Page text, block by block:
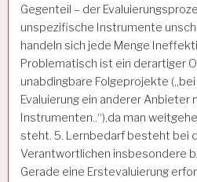
Gegenteil – der
unspezifische Instrumente
handeln sich jede Menge
Problematisch ist ein derartiger
unabdingbare Folgeprojekte
Evaluierung ein anderer Anbieter
Instrumenten..“),da man
steht. 5. Lernbedarf besteht bei
Verantwortlichen insbesondere
Gerade eine Erstevaluierung